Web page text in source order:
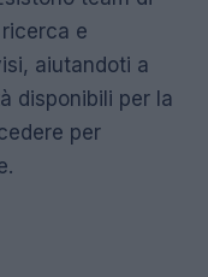
e
aiutandoti a
disponibili per la
per